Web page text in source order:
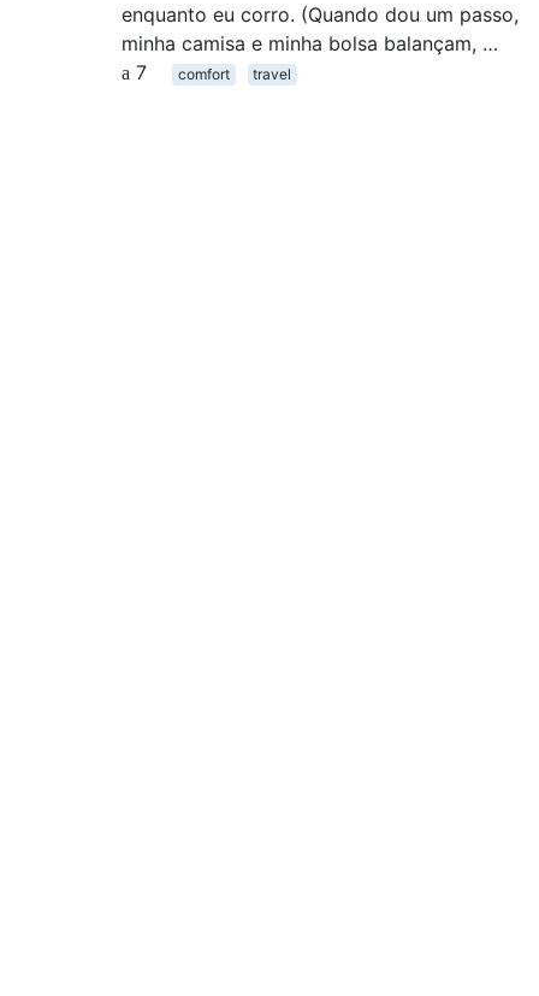
enquanto eu corro. (Quando dou um passo,
minha camisa e minha bolsa balançam, …
7
comfort travel